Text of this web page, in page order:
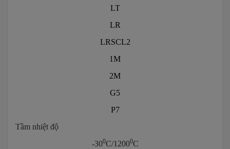
LT
LR
LRSCL2
1M
2M
G5
P7
Tầm nhiệt độ
-300C/12000C